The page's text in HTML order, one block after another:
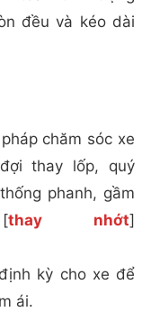
đều và kéo dài
chăm sóc xe
thay lốp, quý
phanh, gầm
thay nhớt]
kỳ cho xe để
ái.